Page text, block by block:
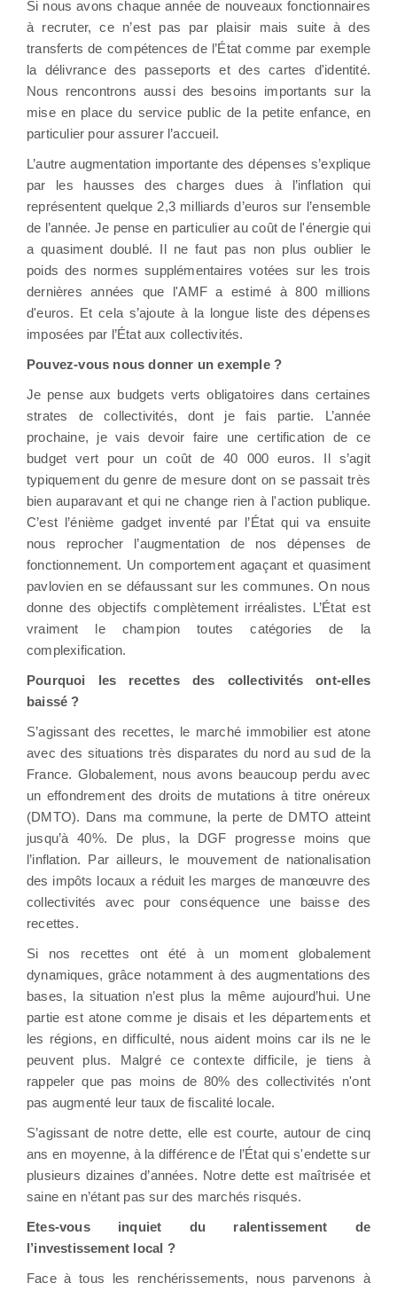
Si nous avons chaque année de nouveaux fonctionnaires
à recruter, ce n’est pas par plaisir mais suite à des
transferts de compétences de l’État comme par exemple
la délivrance des passeports et des cartes d'identité.
Nous rencontrons aussi des besoins importants sur la
mise en place du service public de la petite enfance, en
particulier pour assurer l’accueil.
L’autre augmentation importante des dépenses s’explique
par les hausses des charges dues à l’inflation qui
représentent quelque 2,3 milliards d’euros sur l’ensemble
de l’année. Je pense en particulier au coût de l'énergie qui
a quasiment doublé. Il ne faut pas non plus oublier le
poids des normes supplémentaires votées sur les trois
dernières années que l'AMF a estimé à 800 millions
d'euros. Et cela s’ajoute à la longue liste des dépenses
imposées par l’État aux collectivités.
Pouvez-vous nous donner un exemple ?
Je pense aux budgets verts obligatoires dans certaines
strates de collectivités, dont je fais partie. L’année
prochaine, je vais devoir faire une certification de ce
budget vert pour un coût de 40 000 euros. Il s’agit
typiquement du genre de mesure dont on se passait très
bien auparavant et qui ne change rien à l'action publique.
C’est l’énième gadget inventé par l’État qui va ensuite
nous reprocher l’augmentation de nos dépenses de
fonctionnement. Un comportement agaçant et quasiment
pavlovien en se défaussant sur les communes. On nous
donne des objectifs complètement irréalistes. L’État est
vraiment le champion toutes catégories de la
complexification.
Pourquoi les recettes des collectivités ont-elles
baissé ?
S’agissant des recettes, le marché immobilier est atone
avec des situations très disparates du nord au sud de la
France. Globalement, nous avons beaucoup perdu avec
un effondrement des droits de mutations à titre onéreux
(DMTO). Dans ma commune, la perte de DMTO atteint
jusqu’à 40%. De plus, la DGF progresse moins que
l’inflation. Par ailleurs, le mouvement de nationalisation
des impôts locaux a réduit les marges de manœuvre des
collectivités avec pour conséquence une baisse des
recettes.
Si nos recettes ont été à un moment globalement
dynamiques, grâce notamment à des augmentations des
bases, la situation n’est plus la même aujourd’hui. Une
partie est atone comme je disais et les départements et
les régions, en difficulté, nous aident moins car ils ne le
peuvent plus. Malgré ce contexte difficile, je tiens à
rappeler que pas moins de 80% des collectivités n'ont
pas augmenté leur taux de fiscalité locale.
S’agissant de notre dette, elle est courte, autour de cinq
ans en moyenne, à la différence de l’État qui s'endette sur
plusieurs dizaines d’années. Notre dette est maîtrisée et
saine en n’étant pas sur des marchés risqués.
Etes-vous inquiet du ralentissement de
l’investissement local ?
Face à tous les renchérissements, nous parvenons à